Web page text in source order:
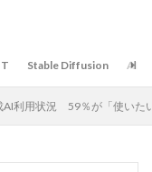
Stable Diffusion AIサ
AI利用状況 59％が「使いた